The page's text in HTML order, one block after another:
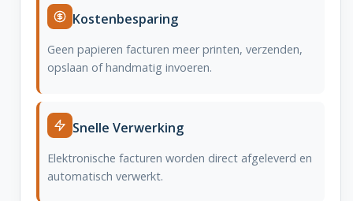
Kostenbesparing
Geen papieren facturen meer printen, verzenden,
opslaan of handmatig invoeren.
Snelle Verwerking
Elektronische facturen worden direct afgeleverd en
automatisch verwerkt.